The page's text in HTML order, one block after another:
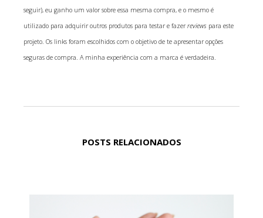
seguir), eu ganho um valor sobre essa mesma compra, e o mesmo é
utilizado para adquirir outros produtos para testar e fazerreviews para este
projeto. Os links foram escolhidos com o objetivo de te apresentar opções
seguras de compra. A minha experiência com a marca é verdadeira.
POSTS RELACIONADOS